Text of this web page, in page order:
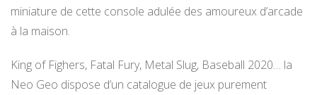
miniature de cette console adulée des amoureux d’arcade
à la maison.
King of Fighers, Fatal Fury, Metal Slug, Baseball 2020… la
Neo Geo dispose d’un catalogue de jeux purement